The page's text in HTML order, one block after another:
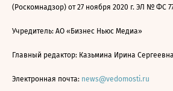
(Роскомнадзор) от 27 ноября 2020 г. ЭЛ № ФС
Учредитель: АО «Бизнес Ньюс Медиа»
Главный редактор: Казьмина Ирина Сергеевна
Электронная почта: news@vedomosti.ru